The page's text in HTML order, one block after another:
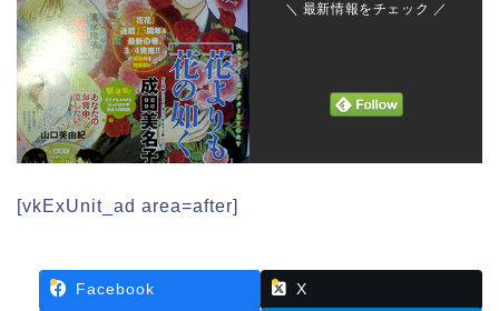
＼ 最新情報をチェック ／
[vkExUnit_ad area=after]
Facebook X